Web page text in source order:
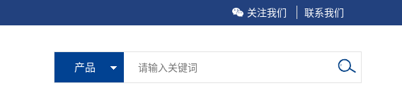
关注我们 联系我们
产品